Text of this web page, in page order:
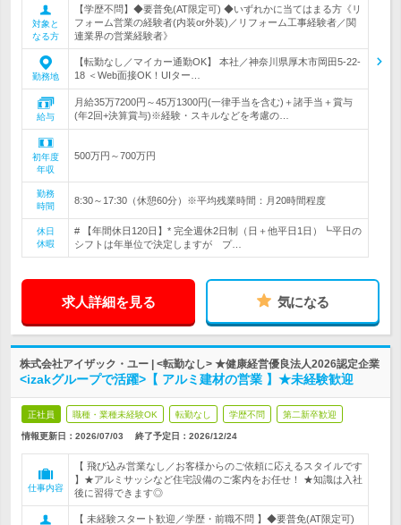
対象と
なる方
【学歴不問】◆要普免(AT限定可) ◆いずれかに当てはまる方《リ
フォーム営業の経験者(内装or外装)／リフォーム工事経験者／関
連業界の営業経験者》
勤務地
【転勤なし／マイカー通勤OK】 本社／神奈川県厚木市岡田5-22-
18 ＜Web面接OK！UIター…
給与
月給35万7200円～45万1300円(一律手当を含む)＋諸手当＋賞与
(年2回+決算賞与)※経験・スキルなどを考慮の…
初年度
年収
500万円～700万円
勤務
時間
8:30～17:30（休憩60分）※平均残業時間：月20時間程度
休日
休暇
# 【年間休日120日】* 完全週休2日制（日＋他平日1日）┗平日の
シフトは年単位で決定しますが プ…
求人詳細を見る 気になる
株式会社アイザック・ユー | <転勤なし> ★健康経営優良法人2026認定企業
<izakグループで活躍>【 アルミ建材の営業 】★未経験歓迎
正社員 職種・業種未経験OK 転勤なし 学歴不問 第二新卒歓迎
情報更新日：2026/07/03 終了予定日： 2026/12/24
仕事内容
【 飛び込み営業なし／お客様からのご依頼に応えるスタイルです
】★アルミサッシなど住宅設備のご案内をお任せ！ ★知識は入社
後に習得できます◎
【 未経験スタート歓迎／学歴・前職不問 】◆要普免(AT限定可)